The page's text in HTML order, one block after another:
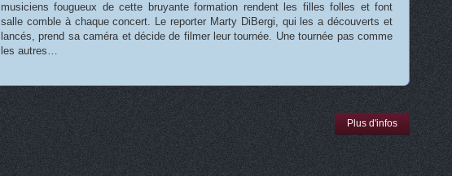
musiciens fougueux de cette bruyante formation rendent les filles folles et font
salle comble à chaque concert. Le reporter Marty DiBergi, qui les a découverts et
lancés, prend sa caméra et décide de filmer leur tournée. Une tournée pas comme
les autres…
Plus d'infos